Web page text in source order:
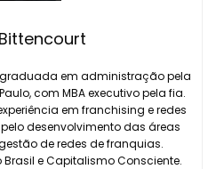
graduada em administração pela
com MBA executivo pela fia.
em franchising e redes
desenvolvimento das áreas
de redes de franquias.
Brasil e Capitalismo Consciente.